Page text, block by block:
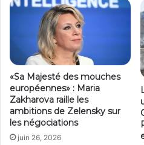
«Sa Majesté des mouches
européennes» : Maria
Zakharova raille les
ambitions de Zelensky sur
les négociations
juin 26, 2026